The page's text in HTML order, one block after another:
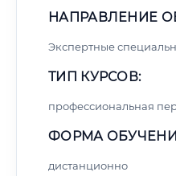
НАПРАВЛЕНИЕ
Экспертные
ТИП КУРСОВ:
профессиональная
ФОРМА
дистанционно